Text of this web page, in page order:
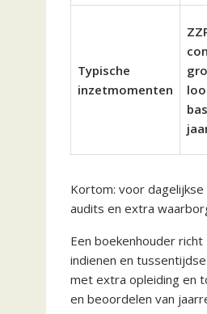
Typische
inzetmomenten
Kortom: voor
audits en extra
Een boekenhouder
indienen en
met extra opleiding en
en beoordelen van